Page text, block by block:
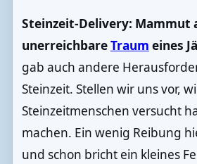
Steinzeit-Delivery: Mammut
unerreichbareTraum eines
gab auch andere
Steinzeit. Stellen wir uns vor,
Steinzeitmenschen versucht
machen. Ein wenig Reibung
und schon bricht ein kleines